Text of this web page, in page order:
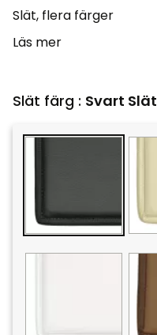
Slät, flera färger
Läs mer
Slät färg : Svart Slät